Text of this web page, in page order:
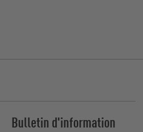
Bulletin d'information